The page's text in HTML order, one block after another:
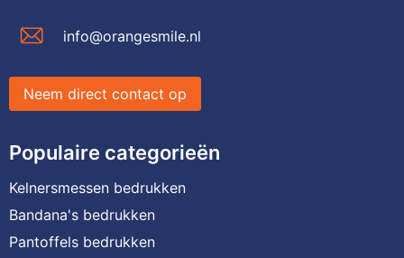
info@orangesmile.nl
Neem direct contact op
Populaire categorieën
Kelnersmessen bedrukken
Bandana's bedrukken
Pantoffels bedrukken